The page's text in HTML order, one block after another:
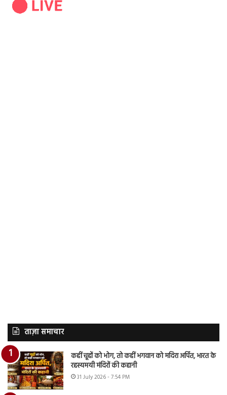
ताज़ा समाचार
कहीं चूहों को भोग, तो कहीं भगवान को मदिरा अर्पित, भारत के
रहस्यमयी मंदिरों की कहानी
31 July 2026 - 7:54 PM